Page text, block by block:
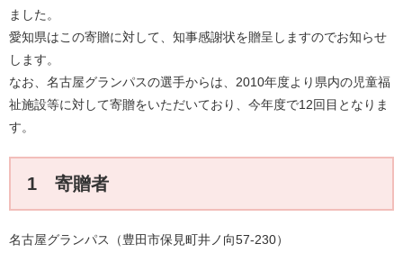
ました。
​愛知県はこの寄贈に対して、知事感謝状を贈呈しますのでお知らせ
します。
​なお、名古屋グランパスの選手からは、2010年度より県内の児童福
祉施設等に対して寄贈をいただいており、今年度で12回目となりま
す。
1 寄贈者
​名古屋グランパス（豊田市保見町井ノ向57-230）